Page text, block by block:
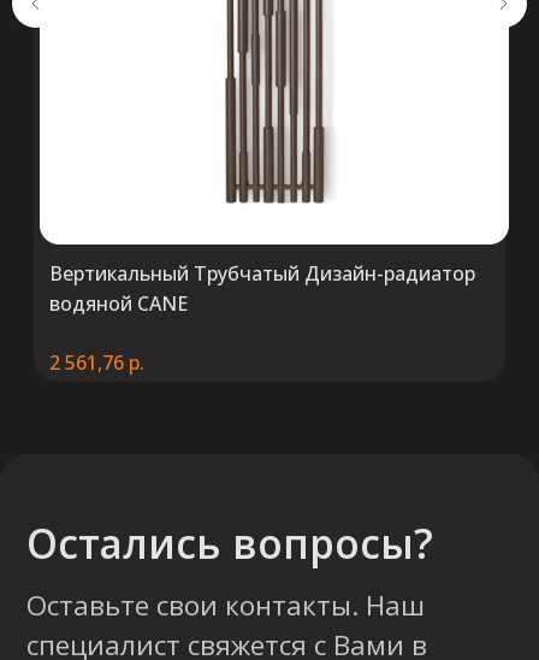
Вертикальный Трубчатый Дизайн-радиатор
водяной CANE
2 561,76 р.